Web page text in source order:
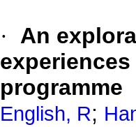
·
An
programme
English, R;